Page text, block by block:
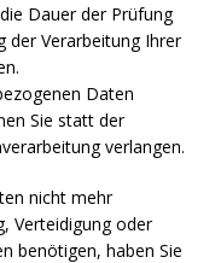
Dauer der Prüfung
der Verarbeitung Ihrer
Daten
Sie statt der
verlangen.
nicht mehr
Verteidigung oder
benötigen, haben Sie